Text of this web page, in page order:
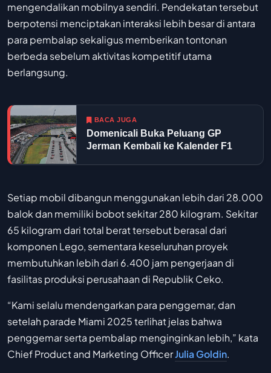
mengendalikan mobilnya sendiri. Pendekatan tersebut
berpotensi menciptakan interaksi lebih besar di antara
para pembalap sekaligus memberikan tontonan
berbeda sebelum aktivitas kompetitif utama
berlangsung.
BACA JUGA
Domenicali Buka Peluang GP
Jerman Kembali ke Kalender F1
Setiap mobil dibangun menggunakan lebih dari 28.000
balok dan memiliki bobot sekitar 280 kilogram. Sekitar
65 kilogram dari total berat tersebut berasal dari
komponen Lego, sementara keseluruhan proyek
membutuhkan lebih dari 6.400 jam pengerjaan di
fasilitas produksi perusahaan di Republik Ceko.
“Kami selalu mendengarkan para penggemar, dan
setelah parade Miami 2025 terlihat jelas bahwa
penggemar serta pembalap menginginkan lebih,” kata
Chief Product and Marketing OfficerJulia Goldin.